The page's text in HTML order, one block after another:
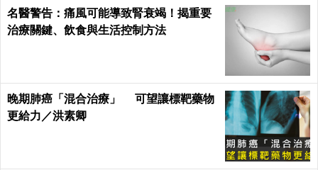
名醫警告：痛風可能導致腎衰竭！揭重要
治療關鍵、飲食與生活控制方法
晚期肺癌「混合治療」 可望讓標靶藥物
更給力／洪素卿